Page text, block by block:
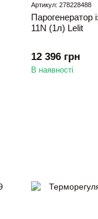
Артикул: 278228488
Парогенератор
11N (1л) Lelit
12 396 грн
В наявності